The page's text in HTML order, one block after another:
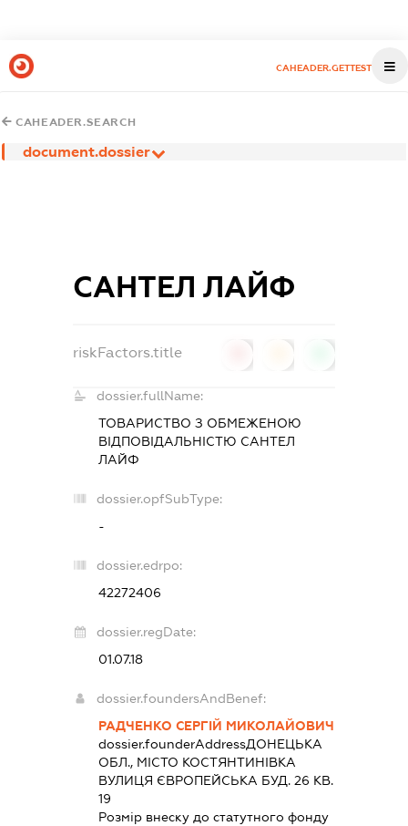
CAHEADER.GETTEST
CAHEADER.SEARCH
document.dossier
САНТЕЛ ЛАЙФ
riskFactors.title
dossier.fullName:
ТОВАРИСТВО З ОБМЕЖЕНОЮ
ВІДПОВІДАЛЬНІСТЮ САНТЕЛ
ЛАЙФ
dossier.opfSubType:
-
dossier.edrpo:
42272406
dossier.regDate:
01.07.18
dossier.foundersAndBenef:
РАДЧЕНКО СЕРГІЙ МИКОЛАЙОВИЧ
dossier.founderAddressДОНЕЦЬКА
ОБЛ., МІСТО КОСТЯНТИНІВКА
ВУЛИЦЯ ЄВРОПЕЙСЬКА БУД. 26 КВ.
19
Розмір внеску до статутного фонду